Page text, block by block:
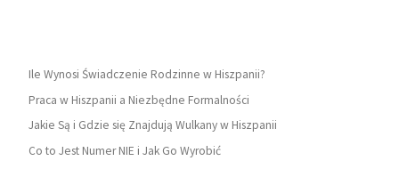
Ile Wynosi Świadczenie Rodzinne w Hiszpanii?
Praca w Hiszpanii a Niezbędne Formalności
Jakie Są i Gdzie się Znajdują Wulkany w Hiszpanii
Co to Jest Numer NIE i Jak Go Wyrobić